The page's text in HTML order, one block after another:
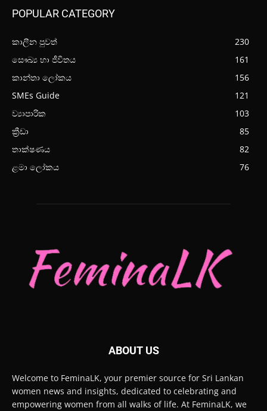
POPULAR CATEGORY
කාලීන පුවත්
230
සෞඛ්‍ය හා ජීවිතය
161
කාන්තා ලෝකය
156
SMEs Guide
121
ව්‍යාපාරික
103
ක්‍රීඩා
85
තාක්ෂණය
82
ළමා ලෝකය
76
ABOUT US
Welcome to FeminaLK, your premier source for Sri Lankan
women news and insights, dedicated to celebrating and
empowering women from all walks of life. At FeminaLK, we